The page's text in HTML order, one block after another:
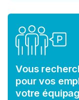
Vous
pour vos
votre